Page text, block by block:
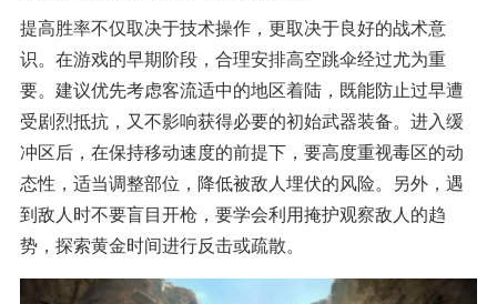
提高胜率不仅取决于技术操作，更取决于良好的战术意
识。在游戏的早期阶段，合理安排高空跳伞经过尤为重
要。建议优先考虑客流适中的地区着陆，既能防止过早遭
受剧烈抵抗，又不影响获得必要的初始武器装备。进入缓
冲区后，在保持移动速度的前提下，要高度重视毒区的动
态性，适当调整部位，降低被敌人埋伏的风险。另外，遇
到敌人时不要盲目开枪，要学会利用掩护观察敌人的趋
势，探索黄金时间进行反击或疏散。